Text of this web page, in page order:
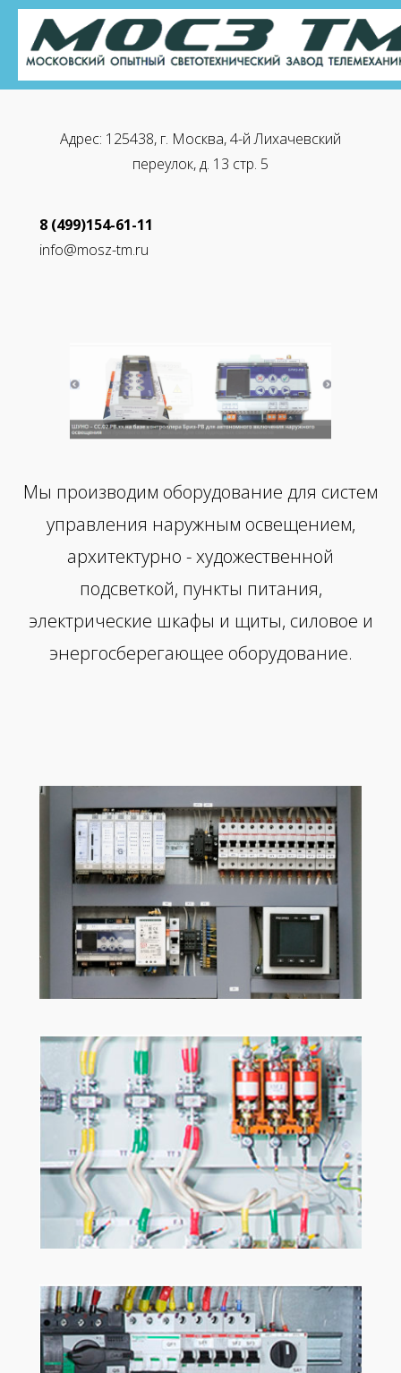
Адрес: 125438, г. Москва, 4-й Лихачевский
переулок, д. 13 стр. 5
8 (499)154-61-11
info@mosz-tm.ru
Мы производим оборудование для систем
управления наружным освещением,
архитектурно - художественной
подсветкой, пункты питания,
электрические шкафы и щиты, силовое и
энергосберегающее оборудование.